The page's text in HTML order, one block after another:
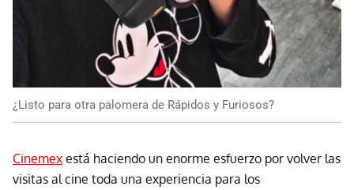
¿Listo para otra palomera de Rápidos y Furiosos?
Cinemex está haciendo un enorme esfuerzo por volver las
visitas al cine toda una experiencia para los